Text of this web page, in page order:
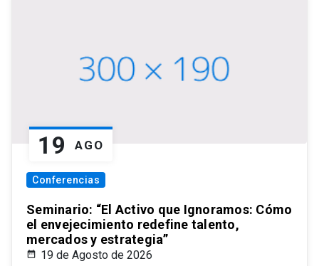
19 AGO
Conferencias
Seminario: “El Activo que Ignoramos: Cómo
el envejecimiento redefine talento,
mercados y estrategia”
19 de Agosto de 2026